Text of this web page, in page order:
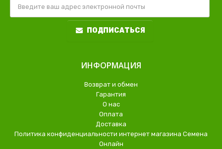
ПОДПИСАТЬСЯ
ИНФОРМАЦИЯ
Возврат и обмен
Гарантия
О нас
Оплата
Доставка
Политика конфиденциальности интернет магазина Семена
Онлайн